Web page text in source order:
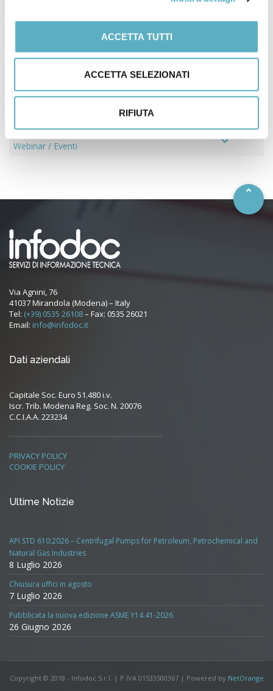
ACCETTA TUTTI
ACCETTA SELEZIONATI
RIFIUTA
Search
for
NEWS
Webinar / Eventi
Via Agnini, 76
41037 Mirandola (Modena) – Italy
Tel: (+39) 0535 26108– Fax: 0535 26021
Email: info@infodoc.it
Dati aziendali
Capitale Soc. Euro 51.480 i.v.
Iscr. Trib. Modena Reg. Soc. N. 20076
C.C.I.A.A. 223234
PRIVACY POLICY
COOKIE POLICY
Ultime Notizie
API STD 610:2026 – Centrifugal Pumps for Petroleum, Petrochemical and
Natural Gas Industries
8 Luglio 2026
Chiusura uffici in agosto
7 Luglio 2026
Pubblicata la nuova edizione ASME Y14.41-2026
26 Giugno 2026
Copyright © 2018 - Infodoc S.r.l. | P.IVA 01533500367 | Powered by NetOrange